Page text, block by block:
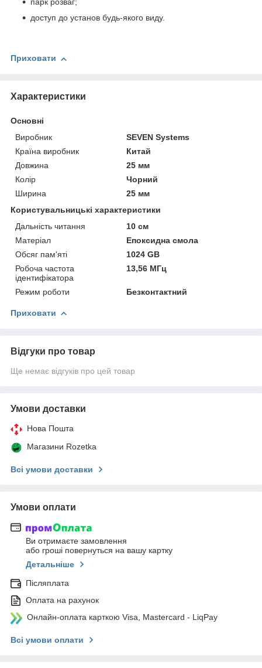
парк розваг;
доступ до установ будь-якого виду.
Приховати
Характеристики
Основні
Виробник
SEVEN Systems
Країна виробник
Китай
Довжина
25 мм
Колір
Чорний
Ширина
25 мм
Користувальницькі характеристики
Дальність читання
10 см
Матеріал
Епоксидна смола
Обсяг пам'яті
1024 GB
Робоча частота
ідентифікатора
13,56 МГц
Режим роботи Безконтактний
Приховати
Відгуки про товар
Ще немає відгуків про цей товар
Умови доставки
Нова Пошта
Магазини Rozetka
Всі умови доставки
Умови оплати
Ви отримаєте замовлення
або гроші повернуться на вашу картку
Детальніше
Післяплата
Оплата на рахунок
Онлайн-оплата карткою Visa, Mastercard - LiqPay
Всі умови оплати